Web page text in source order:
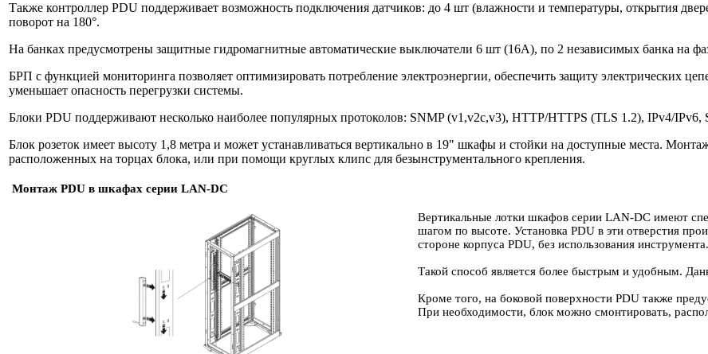
Также контроллер PDU поддерживает возможность подключения датчиков: до 4 шт (влажности и температуры, открытия
поворот на 180°.
На банках предусмотрены защитные гидромагнитные автоматические выключатели 6 шт (16А), по 2 независимых банка на
БРП с функцией мониторинга позволяет оптимизировать потребление электроэнергии, обеспечить защиту электрических
уменьшает опасность перегрузки системы.
Блоки PDU поддерживают несколько наиболее популярных протоколов: SNMP (v1,v2c,v3), HTTP/HTTPS (TLS 1.2), IPv4/IPv6,
Блок розеток имеет высоту 1,8 метра и может устанавливаться вертикально в 19" шкафы и стойки на доступные места.
расположенных на торцах блока, или при помощи круглых клипс для безынструментального крепления.
Монтаж PDU в шкафах серии LAN-DC
Вертикальные лотки шкафов серии LAN-DC имеют
шагом по высоте. Установка PDU в эти отверстия
стороне корпуса PDU, без использования инструмента.
Такой способ является более быстрым и удобным.
Кроме того, на боковой поверхности PDU также
При необходимости, блок можно смонтировать,